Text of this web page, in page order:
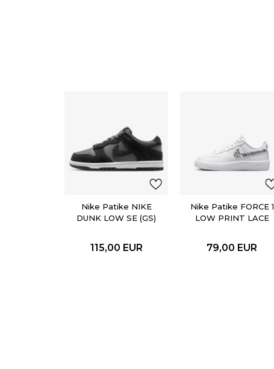
Nike Patike NIKE
DUNK LOW SE (GS)
115,00 EUR
Nike Patike FORCE 1
LOW PRINT LACE
79,00 EUR